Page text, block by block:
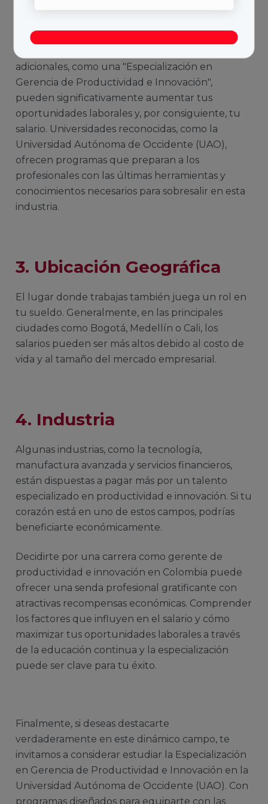
El nivel de educación y las especializaciones
adicionales, como una "Especialización en
Gerencia de Productividad e Innovación",
pueden significativamente aumentar tus
oportunidades laborales y, por consiguiente, tu
salario. Universidades reconocidas, como la
Universidad Autónoma de Occidente (UAO),
ofrecen programas que preparan a los
profesionales con las últimas herramientas y
conocimientos necesarios para sobresalir en esta
industria.
3. Ubicación Geográfica
El lugar donde trabajas también juega un rol en
tu sueldo. Generalmente, en las principales
ciudades como Bogotá, Medellín o Cali, los
salarios pueden ser más altos debido al costo de
vida y al tamaño del mercado empresarial.
4. Industria
Algunas industrias, como la tecnología,
manufactura avanzada y servicios financieros,
están dispuestas a pagar más por un talento
especializado en productividad e innovación. Si tu
corazón está en uno de estos campos, podrías
beneficiarte económicamente.
Decidirte por una carrera como gerente de
productividad e innovación en Colombia puede
ofrecer una senda profesional gratificante con
atractivas recompensas económicas. Comprender
los factores que influyen en el salario y cómo
maximizar tus oportunidades laborales a través
de la educación continua y la especialización
puede ser clave para tu éxito.
Finalmente, si deseas destacarte
verdaderamente en este dinámico campo, te
invitamos a considerar estudiar la Especialización
en Gerencia de Productividad e Innovación en la
Universidad Autónoma de Occidente (UAO). Con
programas diseñados para equiparte con las